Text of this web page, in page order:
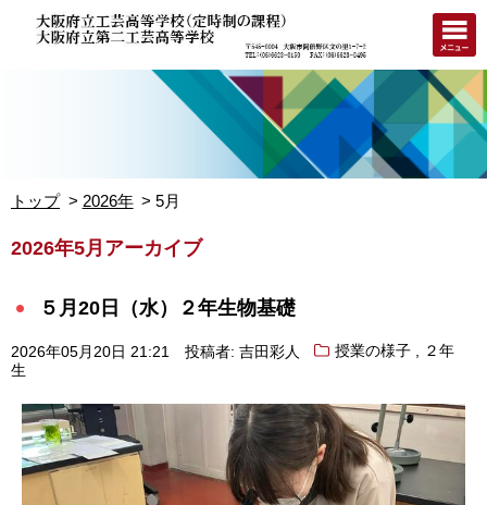
トップ 2026年 5月
2026年5月アーカイブ
５月20日（水）２年生物基礎
2026年05月20日 21:21 投稿者: 吉田彩人 授業の様子 , ２年
生